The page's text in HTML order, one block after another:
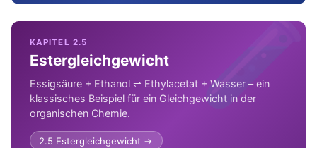
🧪
KAPITEL 2.5
Estergleichgewicht
Essigsäure + Ethanol ⇌ Ethylacetat + Wasser – ein
klassisches Beispiel für ein Gleichgewicht in der
organischen Chemie.
2.5 Estergleichgewicht →